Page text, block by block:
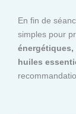
En fin de
simples pour
huiles